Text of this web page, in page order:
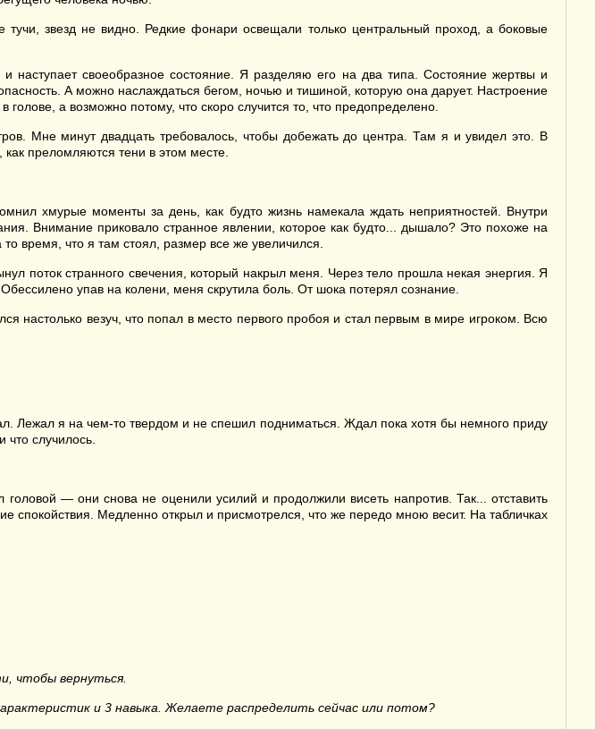
звезд не видно. Редкие фонари освещали только центральный проход, а боковые
наступает своеобразное состояние. Я разделяю его на два типа. Состояние жертвы и
А можно наслаждаться бегом, ночью и тишиной, которую она дарует. Настроение
а возможно потому, что скоро случится то, что предопределено.
Мне минут двадцать требовалось, чтобы добежать до центра. Там я и увидел это. В
преломляются тени в этом месте.
хмурые моменты за день, как будто жизнь намекала ждать неприятностей. Внутри
Внимание приковало странное явлении, которое как будто... дышало? Это похоже на
время, что я там стоял, размер все же увеличился.
поток странного свечения, который накрыл меня. Через тело прошла некая энергия. Я
упав на колени, меня скрутила боль. От шока потерял сознание.
настолько везуч, что попал в место первого пробоя и стал первым в мире игроком. Всю
Лежал я на чем-то твердом и не спешил подниматься. Ждал пока хотя бы немного приду
что случилось.
— они снова не оценили усилий и продолжили висеть напротив. Так... отставить
спокойствия. Медленно открыл и присмотрелся, что же передо мною весит. На табличках
чтобы вернуться.
и 3 навыка. Желаете распределить сейчас или потом?